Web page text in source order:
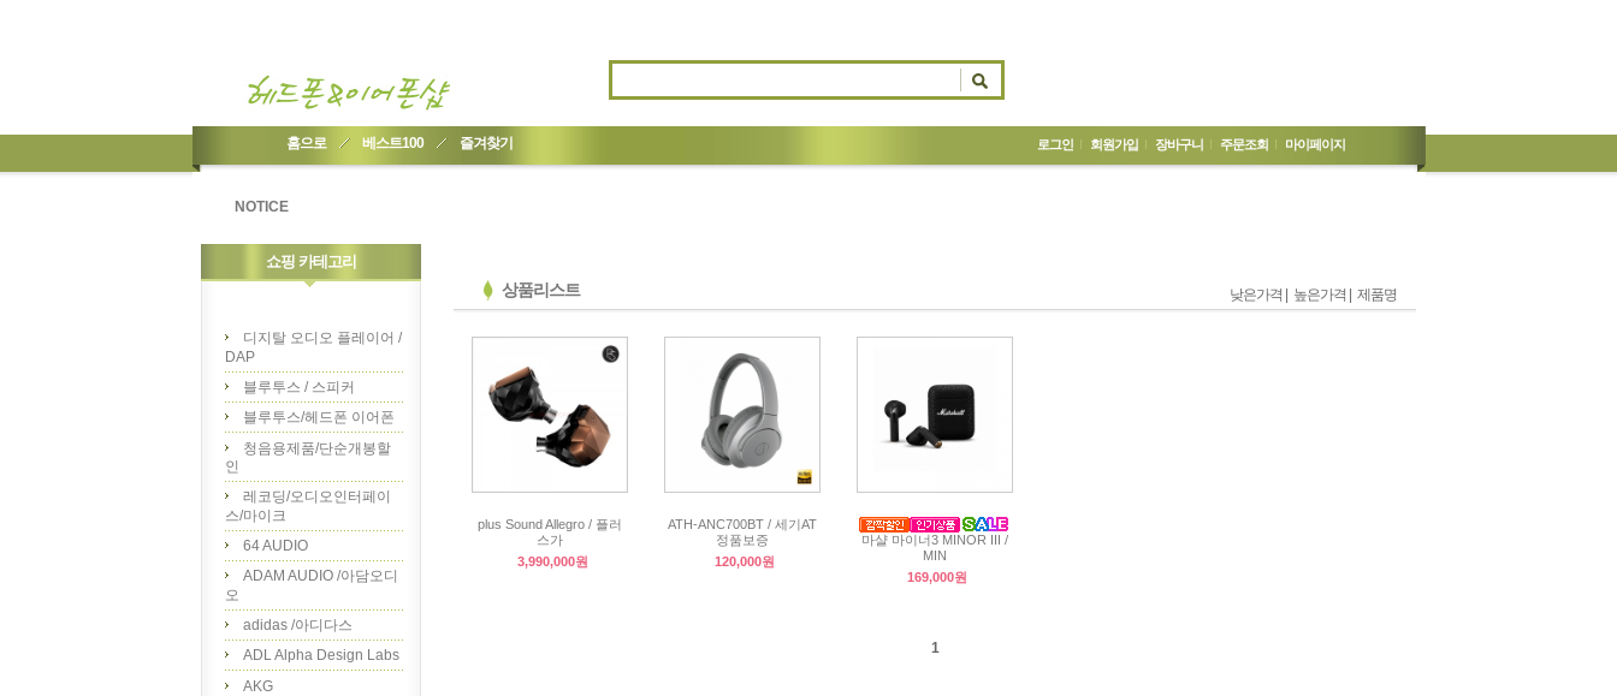
홈으로 베스트100 즐겨찾기 로그인 회원가입 장바구니 주문조회 마이페이지
NOTICE
쇼핑 카테고리
디지탈 오디오 플레이어 /
DAP
블루투스 / 스피커
블루투스/헤드폰 이어폰
청음용제품/단순개봉할
인
레코딩/오디오인터페이
스/마이크
64 AUDIO
ADAM AUDIO /아담오디
오
adidas /아디다스
ADL Alpha Design Labs
AKG
상품리스트 낮은가격 | 높은가격 | 제품명
plus Sound Allegro / 플러
스가
3,990,000원
ATH-ANC700BT / 세기AT
정품보증
120,000원
마샬 마이너3 MINOR III /
MIN
169,000원
1